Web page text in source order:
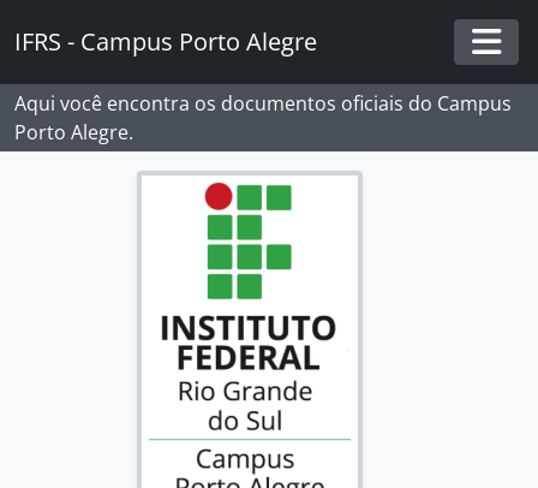
IFRS - Campus Porto Alegre
Aqui você encontra os documentos oficiais do Campus
Porto Alegre.